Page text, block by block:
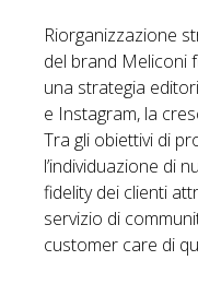
Riorganizzazione
del brand Meliconi
una strategia
e Instagram, la
Tra gli obiettivi di
l’individuazione di
fidelity dei clienti
servizio di
customer care di